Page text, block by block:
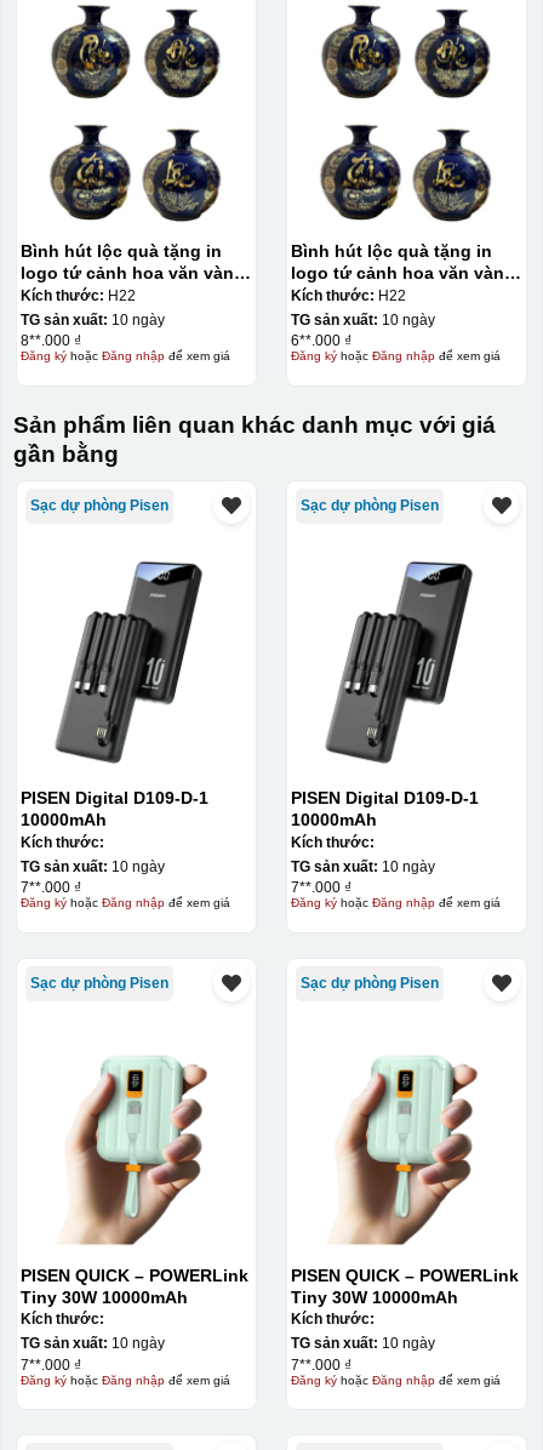
IN Decal lên GỐM SỨ
Bước 1: Tạo khuôn in để tạo ra Decal Bước 2: Dán
decal lên gốm sứ Bước 3: Cho vào lò nung ở nhiệt độ
700-800 độ CBước 1: Tạo ra DECALĐể tạo ra decal
trước khi dán nó lên gốm sứ, xưởng in sẽ in lên 1 loại
giấy đặc biệt, và kích thước logo được căn chỉnh theo
sản phẩm, để khi dán không bị nhỏ hoặc to quá
Decal được in xong, sẽ có 1 nền vàng phía dưới
Bình hút lộc quà tặng in
logo tứ cảnh hoa văn vàng
kim 24cm KQ-BHL08
Kích thước: H22
TG sản xuất: 10 ngày
8**.000 ₫
Đăng kýhoặc Đăng nhậpđể xem giá
Bình hút lộc quà tặng in
logo tứ cảnh hoa văn vàng
kim 22cm KQ-BHL07
Kích thước: H22
TG sản xuất: 10 ngày
6**.000 ₫
Đăng kýhoặc Đăng nhậpđể xem giá
Sản phẩm liên quan khác danh mục với giá
gần bằng
Sạc dự phòng Pisen
PISEN Digital D109-D-1
10000mAh
Kích thước:
TG sản xuất: 10 ngày
7**.000 ₫
Đăng kýhoặc Đăng nhậpđể xem giá
Sạc dự phòng Pisen
PISEN Digital D109-D-1
10000mAh
Kích thước:
TG sản xuất: 10 ngày
7**.000 ₫
Đăng kýhoặc Đăng nhậpđể xem giá
Sạc dự phòng Pisen
PISEN QUICK – POWERLink
Tiny 30W 10000mAh
Kích thước:
TG sản xuất: 10 ngày
7**.000 ₫
Đăng kýhoặc Đăng nhậpđể xem giá
Sạc dự phòng Pisen
PISEN QUICK – POWERLink
Tiny 30W 10000mAh
Kích thước:
TG sản xuất: 10 ngày
7**.000 ₫
Đăng kýhoặc Đăng nhậpđể xem giá